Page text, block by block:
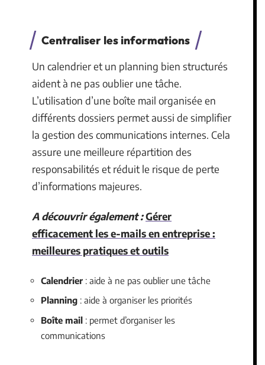
Centraliser les informations
Un calendrier et un planning bien structurés
aident à ne pas oublier une tâche.
L’utilisation d’une boîte mail organisée en
différents dossiers permet aussi de simplifier
la gestion des communications internes. Cela
assure une meilleure répartition des
responsabilités et réduit le risque de perte
d’informations majeures.
A découvrir également :Gérer
efficacement les e-mails en entreprise :
meilleures pratiques et outils
Calendrier : aide à ne pas oublier une tâche
Planning : aide à organiser les priorités
Boîte mail : permet d’organiser les
communications